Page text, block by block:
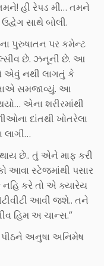
હી રેપડ મી… તમને
સાથે બોલી.
પુરુષાતન પર કમેન્ટ
છે. ઝનૂની છે. આ
એવું નથી લાગતું કે
સમજાવ્યું. આ
એના શરીરમાંથી
દાંતથી ખોતરેલા
છે.. તું એને માફ કરી
આવા સ્ટેજમાંથી પસાર
કરે તો એ ક્યારેય
આવી જશે.. તને
હિમ અ ચાન્સ.”
પીઠને અનુષા અનિમેષ